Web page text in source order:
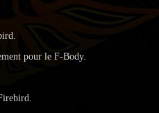
pour le F-Body.